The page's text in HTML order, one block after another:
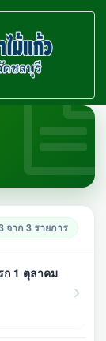
จาก 3 รายการ
ก 1 ตุลาคม